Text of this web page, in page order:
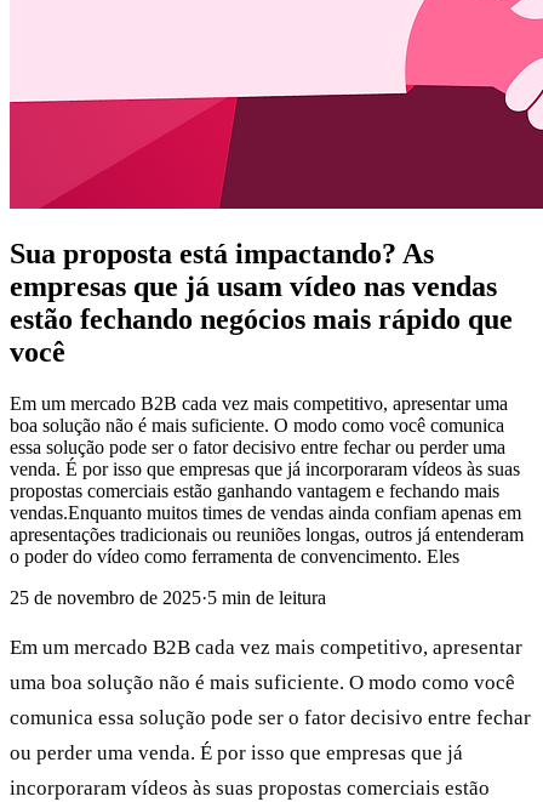
Sua proposta está impactando? As
empresas que já usam vídeo nas vendas
estão fechando negócios mais rápido que
você
Em um mercado B2B cada vez mais competitivo, apresentar uma
boa solução não é mais suficiente. O modo como você comunica
essa solução pode ser o fator decisivo entre fechar ou perder uma
venda. É por isso que empresas que já incorporaram vídeos às suas
propostas comerciais estão ganhando vantagem e fechando mais
vendas.Enquanto muitos times de vendas ainda confiam apenas em
apresentações tradicionais ou reuniões longas, outros já entenderam
o poder do vídeo como ferramenta de convencimento. Eles
25 de novembro de 2025·5 min de leitura
Em um mercado B2B cada vez mais competitivo, apresentar
uma boa solução não é mais suficiente. O modo como você
comunica essa solução pode ser o fator decisivo entre fechar
ou perder uma venda. É por isso que empresas que já
incorporaram vídeos às suas propostas comerciais estão